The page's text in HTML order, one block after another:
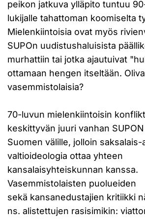
peikon jatkuva ylläpito tuntuu
lukijalle tahattoman koomiselta
Mielenkiintoisia ovat myös
SUPOn uudistushaluisista
murhattiin tai jotka ajautuivat
ottamaan hengen itseltään.
vasemmistolaisia?
70-luvun mielenkiintoisin
keskittyvän juuri vanhan
Suomen välille, jolloin
valtioideologia ottaa yhteen
kansalaisyhteiskunnan kanssa.
Vasemmistolaisten puolueiden
sekä kansanedustajien kritiikki
ns. alistettujen rasisimikin: